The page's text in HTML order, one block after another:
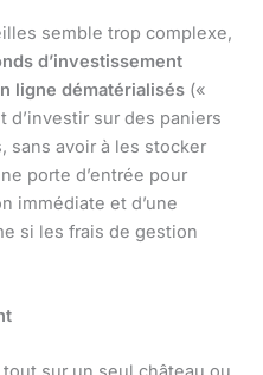
semble trop complexe,
d’investissement
ligne dématérialisés («
d’investir sur des paniers
sans avoir à les stocker
porte d’entrée pour
immédiate et d’une
si les frais de gestion